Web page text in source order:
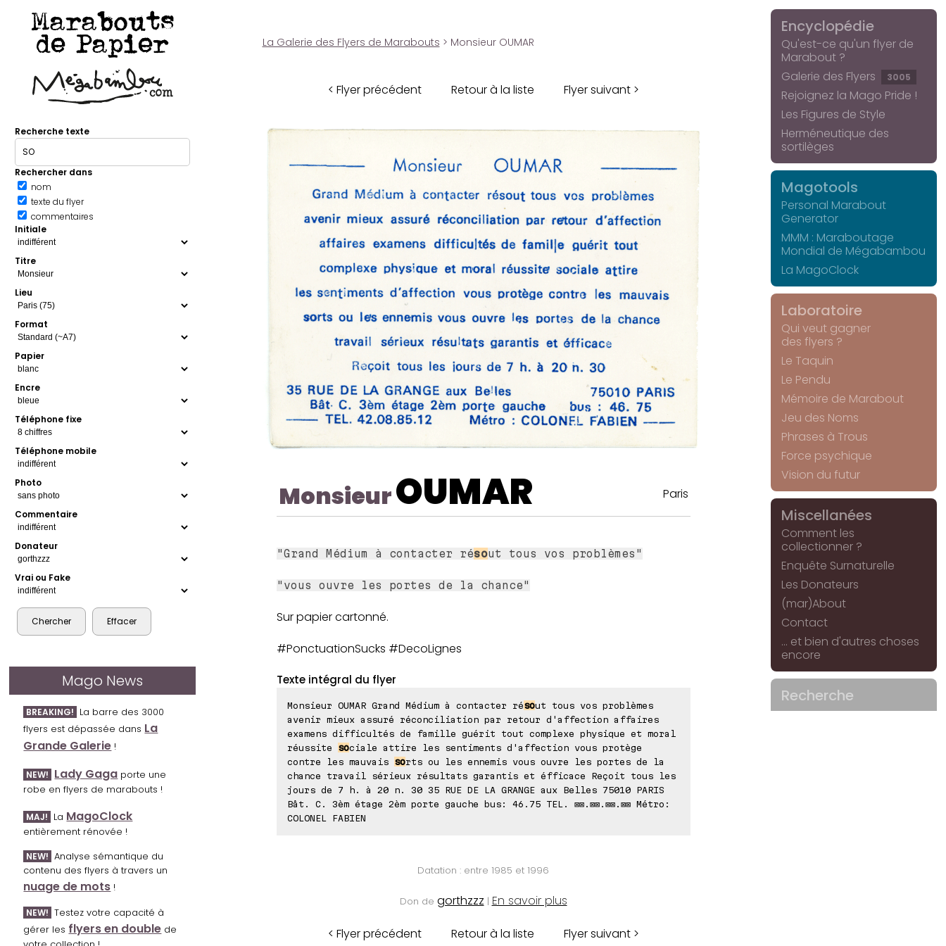
Marabouts
de Papier
Recherche texte
Rechercher dans
nom
texte du flyer
commentaires
Initiale
Titre
Lieu
Format
Papier
Encre
Téléphone fixe
Téléphone mobile
Photo
Commentaire
Donateur
Vrai ou Fake
Mago News
BREAKING! La barre des 3000
flyers est dépassée dans La
Grande Galerie !
NEW! Lady Gaga porte une
robe en flyers de marabouts !
MAJ! La MagoClock
entièrement rénovée !
NEW! Analyse sémantique du
contenu des flyers à travers un
nuage de mots !
NEW! Testez votre capacité à
gérer les flyers en double de
La Galerie des Flyers de Marabouts > Monsieur OUMAR
< Flyer précédent Retour à la liste Flyer suivant >
MonsieurOUMAR Paris
"Grand Médium à contacter résout tous vos problèmes"
"vous ouvre les portes de la chance"
Sur papier cartonné.
#PonctuationSucks #DecoLignes
Texte intégral du flyer
Monsieur OUMAR Grand Médium à contacter résout tous vos problèmes
avenir mieux assuré réconciliation par retour d'affection affaires
examens difficultés de famille guérit tout complexe physique et moral
réussite
sociale attire les sentiments d'affection vous protège
contre les mauvais
sorts ou les ennemis vous ouvre les portes de la
chance travail sérieux résultats garantis et éfficace Reçoit tous les
jours de 7 h. à 20 n. 30 35 RUE DE LA GRANGE aux Belles 75010 PARIS
Bât. C. 3èm étage 2èm porte gauche bus: 46.75 TEL. ⊠⊠.⊠⊠.⊠⊠.⊠⊠ Métro:
COLONEL FABIEN
Datation : entre 1985 et 1996
Don de gorthzzz | En savoir plus
< Flyer précédent Retour à la liste Flyer suivant >
Encyclopédie
Qu'est-ce qu'un flyer de
Marabout ?
Galerie des Flyers
3005
Rejoignez la Mago Pride !
Les Figures de Style
Herméneutique des
sortilèges
Magotools
Personal Marabout
Generator
MMM : Maraboutage
Mondial de Mégabambou
La MagoClock
Laboratoire
Qui veut gagner
des flyers ?
Le Taquin
Le Pendu
Mémoire de Marabout
Jeu des Noms
Phrases à Trous
Force psychique
Vision du futur
Miscellanées
Comment les
collectionner ?
Enquête Surnaturelle
Les Donateurs
(mar)About
Contact
... et bien d'autres choses
encore
Recherche